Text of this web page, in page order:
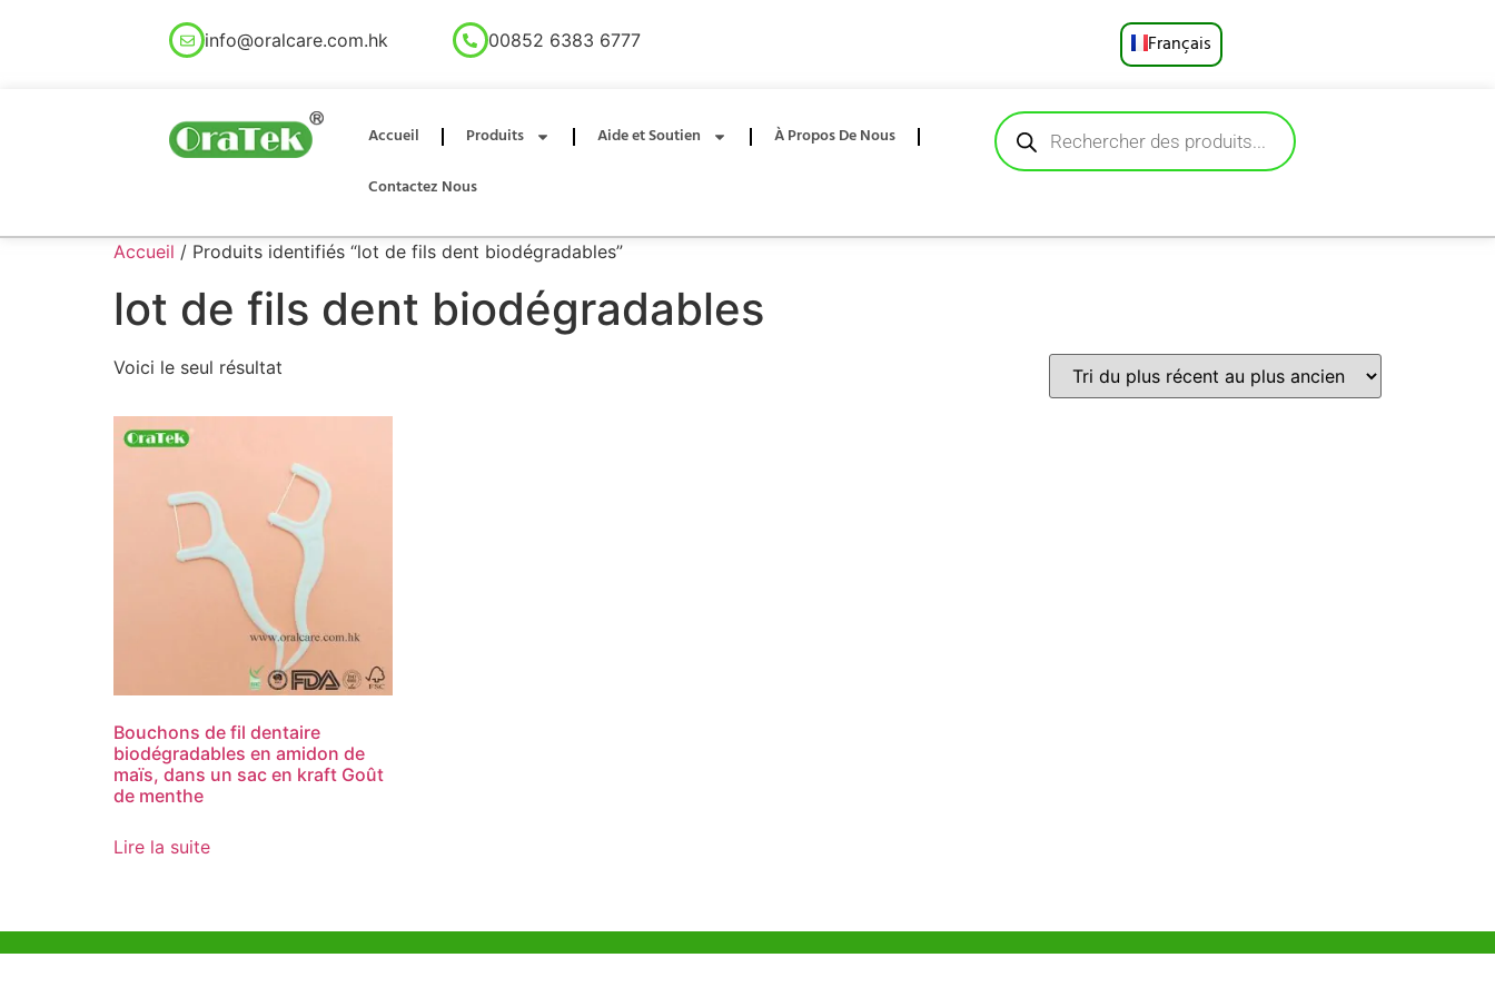
info@oralcare.com.hk 00852 6383 6777
Français
Русский
العربية
Accueil Produits Aide et Soutien
À Propos De Nous
Contactez Nous
Accueil / Produits identifiés “lot de fils dent biodégradables”
lot de fils dent biodégradables
Voici le seul résultat
Bouchons de fil dentaire
biodégradables en amidon de
maïs, dans un sac en kraft Goût
de menthe
Lire la suite